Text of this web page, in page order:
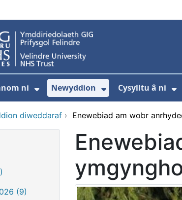
ni
Dangos isddewislen ar gyfer
Newyddion
Dangos
Cysylltu â ni
diweddaraf › Enewebiad am wobr
(9)